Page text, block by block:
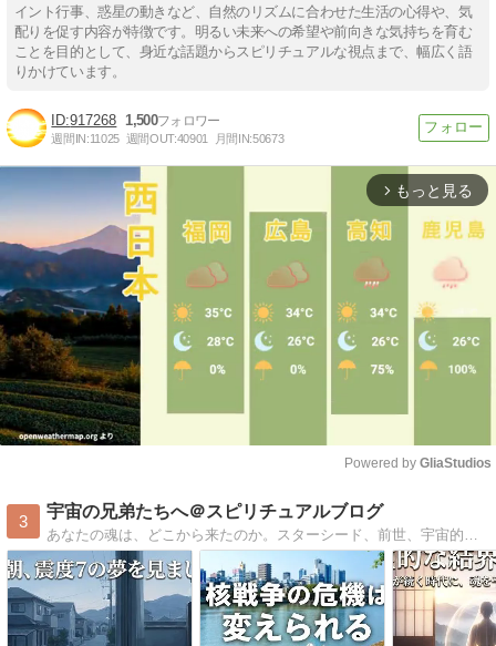
イント行事、惑星の動きなど、自然のリズムに合わせた生活の心得や、気
配りを促す内容が特徴です。明るい未来への希望や前向きな気持ちを育む
ことを目的として、身近な話題からスピリチュアルな視点まで、幅広く語
りかけています。
917268 1,500
週間IN:11025 週間OUT:40901 月間IN:50673
arrow_forward_ios もっと見る
Powered by GliaStudios
3
宇宙の兄弟たちへ＠スピリチュアルブログ
あなたの魂は、どこから来たのか。スターシード、前世、宇宙的な記憶。スピリチュアル作家が書き続けてきた、本当の自分に還るための言葉。明日の見え方が少し変わる、そんなブログ。